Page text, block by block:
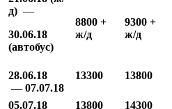
д) —
30.06.18
(автобус)
8800 +
ж/д
9300 +
ж/д
28.06.18
— 07.07.18
13300 13800
05.07.18
13800 14300